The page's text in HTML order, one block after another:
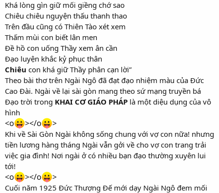
Khá lòng gìn giữ mối giềng chớ sao
Chiêu chiêu nguyện thấu thanh thao
Trên đầu cũng có Thiên Tào xét xem
Thấm mùi con biết lân men
Đề hồ con uống Thầy xem ân cần
Đạo luyện khắc kỷ phục thân
Chiêu con khá giữ Thầy phân cạn lời”
Theo bài thơ trên Ngài Ngô đã đạt đạo nhiệm màu của Đức
Cao Đài. Ngài về lại sài gòn mang theo sứ mạng truyền bá
Đạo trời trong KHAI CƠ GIÁO PHÁP là một diệu dụng của vô
hình
<o ></o >
Khi về Sài Gòn Ngài không sống chung với vợ con nữa! nhưng
tiền lương hàng tháng Ngài vẫn gởi về cho vợ con trang trải
việc gia đình! Nơi ngài ở có nhiều bạn đạo thường xuyên lui
tới!
<o ></o >
Cuối năm 1925 Đức Thượng Đế mới dạy Ngài Ngô đem mối